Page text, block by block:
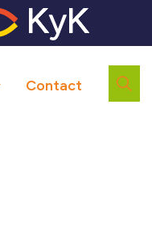
Contact